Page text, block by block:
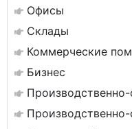
Офисы
Склады
Коммерческие
Бизнес